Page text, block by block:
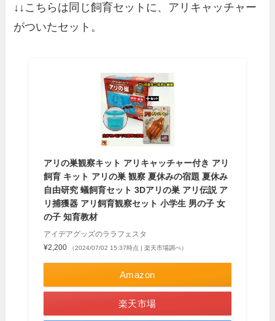
↓↓こちらは同じ飼育セットに、アリキャッチャー
がついたセット。
アリの巣観察キット アリキャッチャー付き アリ
飼育 キット アリの巣 観察 夏休みの宿題 夏休み
自由研究 蟻飼育セット 3Dアリの巣 アリ伝説 ア
リ捕獲器 アリ飼育観察セット 小学生 男の子 女
の子 知育教材
アイデアグッズのララフェスタ
¥2,200
（2024/07/02 15:37時点 | 楽天市場調べ）
Amazon
楽天市場